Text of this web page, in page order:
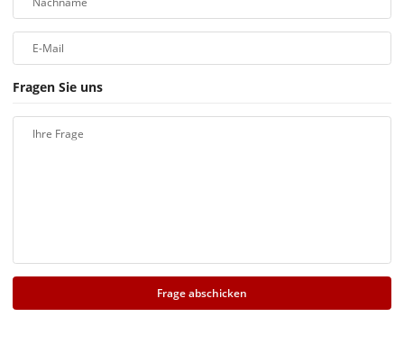
E-Mail
Fragen Sie uns
Ihre Frage
Frage abschicken